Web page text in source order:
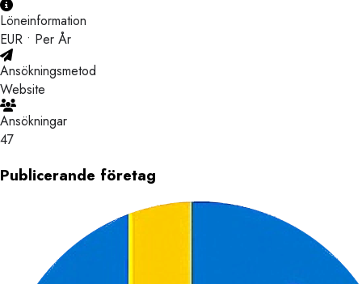
Löneinformation
EUR • Per År
Ansökningsmetod
Website
Ansökningar
47
Publicerande företag